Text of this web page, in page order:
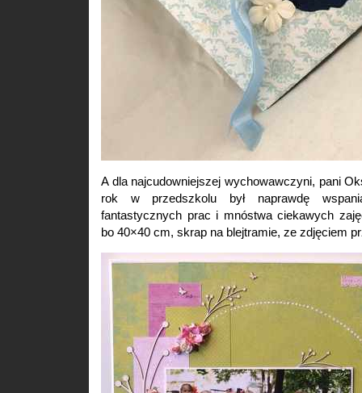
A dla najcudowniejszej wychowawczyni, pani
rok w przedszkolu był naprawdę
fantastycznych prac i mnóstwa ciekawych
bo 40×40 cm, skrap na blejtramie, ze zdjęciem